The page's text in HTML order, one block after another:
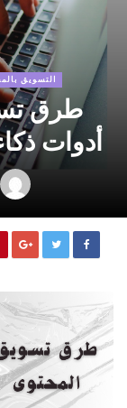
التسويق
أدوات